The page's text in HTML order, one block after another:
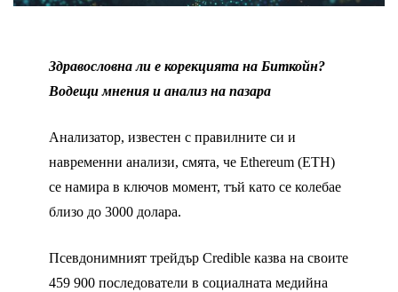
Здравословна ли е корекцията на Биткойн?
Водещи мнения и анализ на пазара
Анализатор, известен с правилните си и
навременни анализи, смята, че Ethereum (ETH)
се намира в ключов момент, тъй като се колебае
близо до 3000 долара.
Псевдонимният трейдър Credible казва на своите
459 900 последователи в социалната медийна